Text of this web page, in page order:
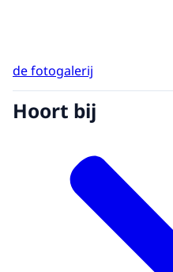
de fotogalerij
Hoort bij